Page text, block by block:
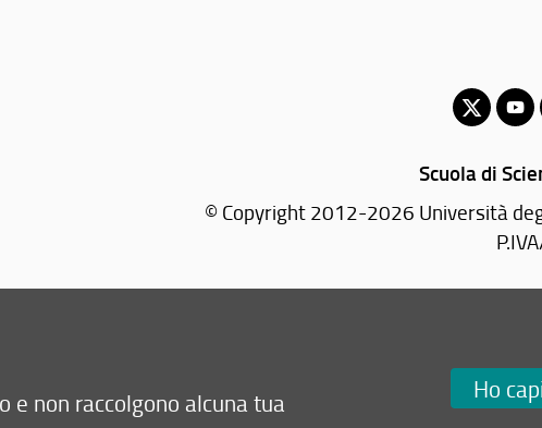
Scuola di
© Copyright 2012-2026 Università
Email:
non raccolgono alcuna tua
Ho